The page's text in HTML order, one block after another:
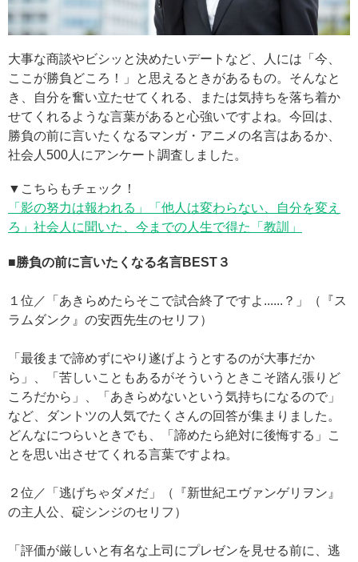
大事な商談やビシッと決めたいデートなど、人には「今、
ここが勝負どころ！」と思えるときがあるもの。そんなと
き、自分を奮い立たせてくれる、または気持ちを落ち着か
せてくれるような言葉があると心強いですよね。今回は、
勝負の前に言いたくなるマンガ・アニメの名言はあるか、
社会人500人にアンケート調査しました。
▼こちらもチェック！
「影の努力は報われる」「他人は変わらない、自分を変え
ろ」社会人に聞いた、今までの人生で得た「教訓」
■勝負の前に言いたくなる名言BEST３
１位／「あきらめたらそこで試合終了ですよ......？」（『ス
ラムダンク』の安西先生のセリフ）
「最後まで諦めずにやり遂げようとするのが大事だか
ら」、「苦しいこともあるがそういうときこそ踏ん張りど
ころだから」、「あきらめないという気持ちになるので」
など、ダントツの人気でたくさんの回答が集まりました。
どんなにつらいときでも、「諦めたら絶対に後悔する」こ
とを思い出させてくれる言葉ですよね。
２位／「逃げちゃダメだ」（『新世紀エヴァンゲリヲン』
の主人公、碇シンジのセリフ）
「評価が厳しいと有名な上司にプレゼンを見せる前に、逃